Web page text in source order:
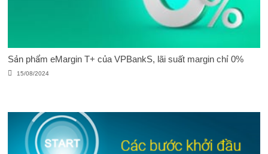
Sản phẩm eMargin T+ của VPBankS, lãi suất margin chỉ 0%
15/08/2024